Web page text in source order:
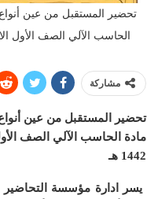
تحضير المستقبل من عين
الحاسب الآلي الصف الأول
مشاركة
تحضير المستقبل من عين
مادة الحاسب الآلي الصف
1442 هـ
يسر ادارة مؤسسة التحاضير